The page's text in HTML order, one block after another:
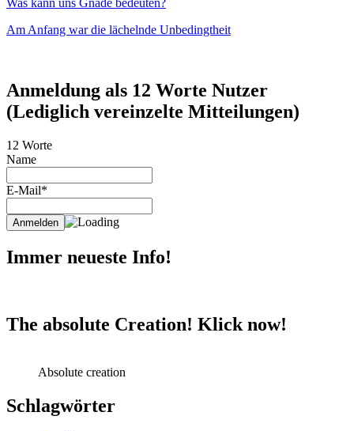
Was kann uns Gnade bedeuten?
Am Anfang war die lächelnde Unbedingtheit
Anmeldung als 12 Worte Nutzer
(Lediglich vereinzelte Mitteilungen)
12 Worte
Name
E-Mail*
Immer neueste Info!
The absolute Creation! Klick now!
Absolute creation
Schlagwörter